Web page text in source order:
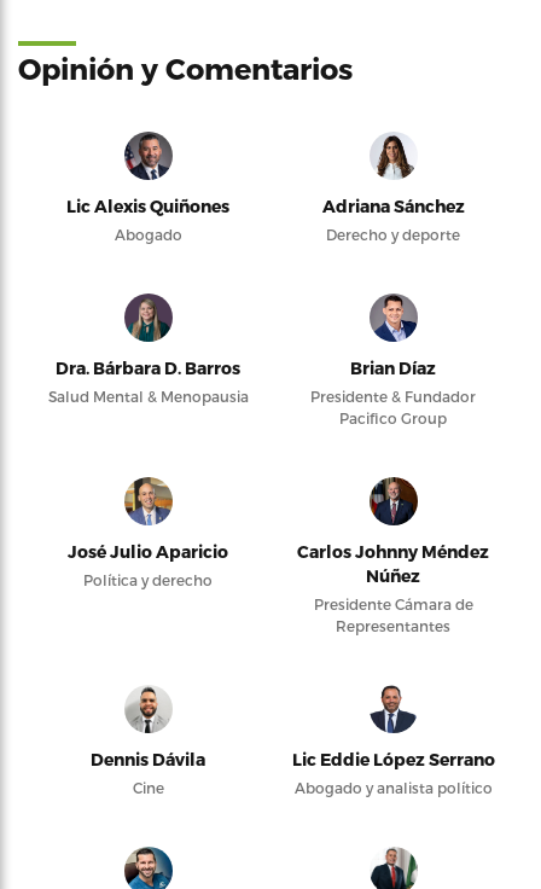
Opinión y Comentarios
Lic Alexis Quiñones
Abogado
Adriana Sánchez
Derecho y deporte
Dra. Bárbara D. Barros
Salud Mental & Menopausia
Brian Díaz
Presidente & Fundador
Pacifico Group
José Julio Aparicio
Política y derecho
Carlos Johnny Méndez
Núñez
Presidente Cámara de
Representantes
Dennis Dávila
Cine
Lic Eddie López Serrano
Abogado y analista político